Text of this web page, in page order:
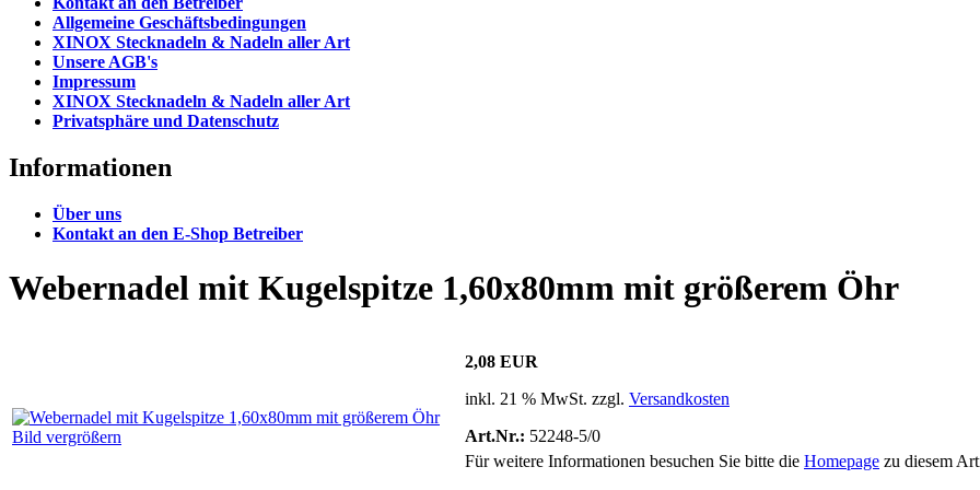
Allgemeine Geschäftsbedingungen
XINOX Stecknadeln & Nadeln aller Art
Unsere AGB's
Impressum
XINOX Stecknadeln & Nadeln aller Art
Privatsphäre und Datenschutz
Informationen
Über uns
Kontakt an den E-Shop Betreiber
Webernadel mit Kugelspitze 1,60x80mm mit größerem Öhr
Bild vergrößern
2,08 EUR
inkl. 21 % MwSt. zzgl. Versandkosten
Art.Nr.: 52248-5/0
Für weitere Informationen besuchen Sie bitte die Homepage zu diesem